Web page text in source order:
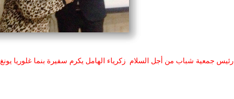
رئيس جمعية شباب من أجل السلام زكرياء الهامل يكرم سفيرة بنما غلوريا يونغGLORIA YOUNG